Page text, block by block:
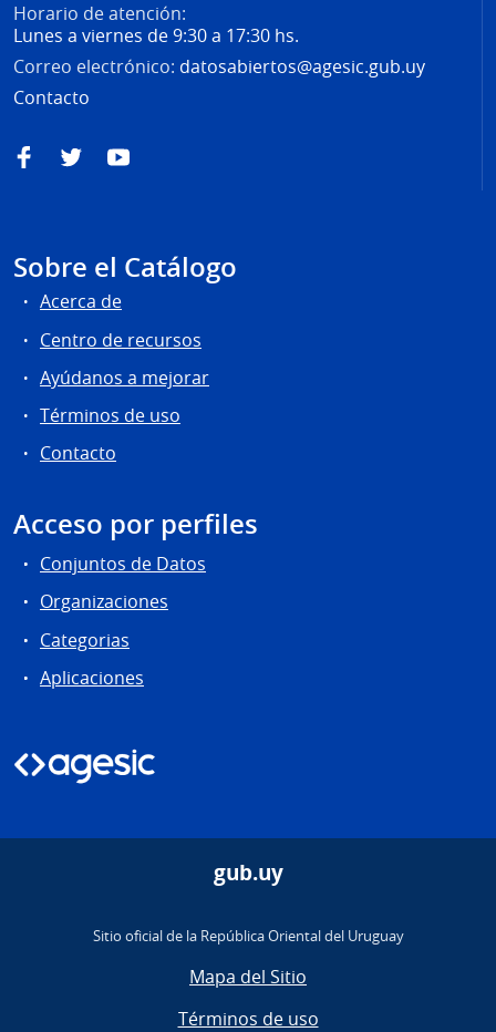
Horario de atención:
Lunes a viernes de 9:30 a 17:30 hs.
Correo electrónico: datosabiertos@agesic.gub.uy
Contacto
FacebookTwitterYouTube
Sobre el Catálogo
Acerca de
Centro de recursos
Ayúdanos a mejorar
Términos de uso
Contacto
Acceso por perfiles
Conjuntos de Datos
Organizaciones
Categorias
Aplicaciones
gub.uy
Sitio oficial de la República Oriental del Uruguay
Mapa del Sitio
Términos de uso